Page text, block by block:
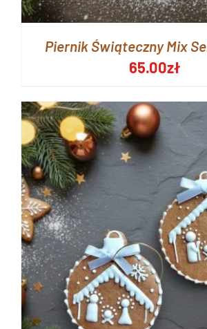
Piernik Świąteczny Mix
65.00zł